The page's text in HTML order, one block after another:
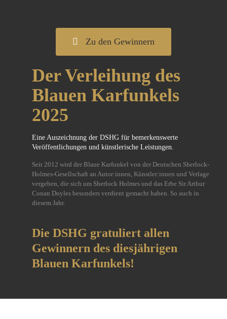
Zu den Gewinnern
Der Verleihung des
Blauen Karfunkels
2025
Eine Auszeichnung der DSHG für bemerkenswerte
Veröffentlichungen und künstlerische Leistungen.
Seit 2012 wird der Blaue Karfunkel von der Deutschen Sherlock-
Holmes-Gesellschaft an Autor:innen, Künstler:innen und Verlage
vergeben, die sich um Sherlock Holmes und das Erbe Sir Arthur
Conan Doyles besonders verdient gemacht haben. So auch in
diesem Jahr.
Die DSHG gratuliert allen
Gewinnern des diesjährigen
Blauen Karfunkels!